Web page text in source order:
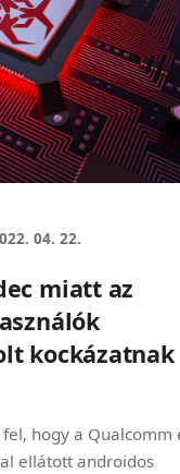
04. 22.
miatt az
kockázatnak
hogy a Qualcomm
ellátott androidos